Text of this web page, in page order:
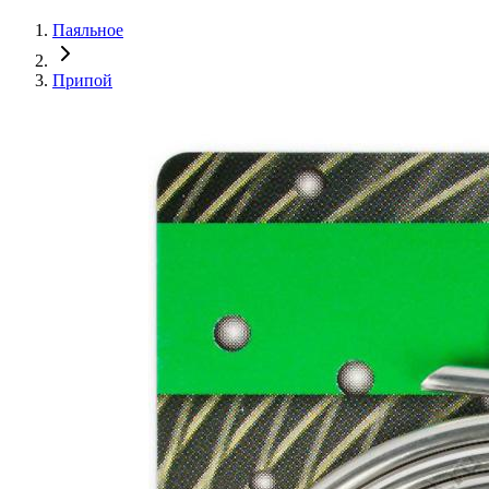
Паяльное
Припой